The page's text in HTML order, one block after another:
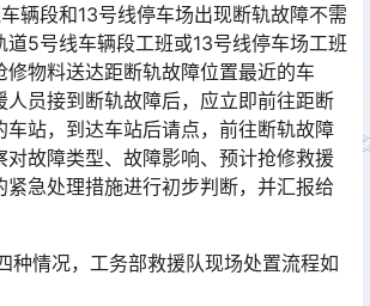
辆段和13号线停车场出现断轨故障不需
道5号线车辆段工班或13号线停车场工班
修物料送达距断轨故障位置最近的车
人员接到断轨故障后，应立即前往距断
车站，到达车站后请点，前往断轨故障
对故障类型、故障影响、预计抢修救援
紧急处理措施进行初步判断，并汇报给
种情况，工务部救援队现场处置流程如